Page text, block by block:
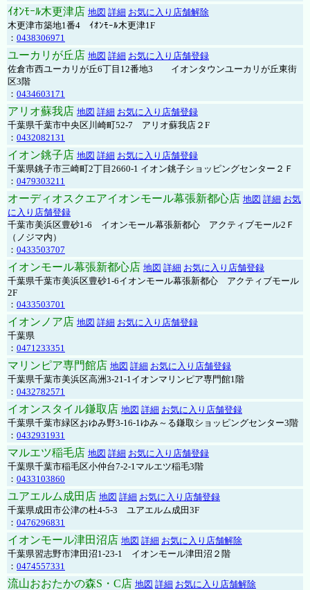
ｲｵﾝﾓｰﾙ木更津店 地図 詳細 お気に入り店舗解除
木更津市築地1番4 ｲｵﾝﾓｰﾙ木更津1F
： 0438306971
ユーカリが丘店 地図 詳細 お気に入り店舗登録
佐倉市西ユーカリが丘6丁目12番地3 イオンタウンユーカリが丘東街
区3階
： 0434603171
アリオ蘇我店 地図 詳細 お気に入り店舗登録
千葉県千葉市中央区川崎町52-7 アリオ蘇我店２F
： 0432082131
イオン銚子店 地図 詳細 お気に入り店舗登録
千葉県銚子市三崎町2丁目2660-1 イオン銚子ショッピングセンター２Ｆ
： 0479303211
オーディオスクエアイオンモール幕張新都心店 地図 詳細 お気
に入り店舗登録
千葉市美浜区豊砂1-6 イオンモール幕張新都心 アクティブモール2Ｆ
（ノジマ内）
： 0433503707
イオンモール幕張新都心店 地図 詳細 お気に入り店舗登録
千葉県千葉市美浜区豊砂1-6イオンモール幕張新都心 アクティブモール
2F
： 0433503701
イオンノア店 地図 詳細 お気に入り店舗登録
千葉県
： 0471233351
マリンピア専門館店 地図 詳細 お気に入り店舗登録
千葉県千葉市美浜区高洲3-21-1イオンマリンピア専門館1階
： 0432782571
イオンスタイル鎌取店 地図 詳細 お気に入り店舗登録
千葉県千葉市緑区おゆみ野3-16-1ゆみ～る鎌取ショッピングセンター3階
： 0432931931
マルエツ稲毛店 地図 詳細 お気に入り店舗登録
千葉県千葉市稲毛区小仲台7-2-1マルエツ稲毛3階
： 0433103860
ユアエルム成田店 地図 詳細 お気に入り店舗登録
千葉県成田市公津の杜4-5-3 ユアエルム成田3F
： 0476296831
イオンモール津田沼店 地図 詳細 お気に入り店舗解除
千葉県習志野市津田沼1-23-1 イオンモール津田沼２階
： 0474557331
流山おおたかの森S・C店 地図 詳細 お気に入り店舗解除